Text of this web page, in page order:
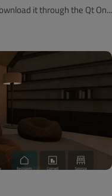
it through the Qt On...